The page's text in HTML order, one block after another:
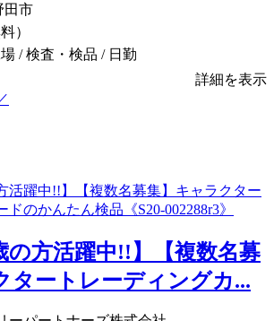
田市
）
/ 検査・検品 / 日勤
詳細を表示
の方活躍中!!】【複数名募
タートレーディングカ...